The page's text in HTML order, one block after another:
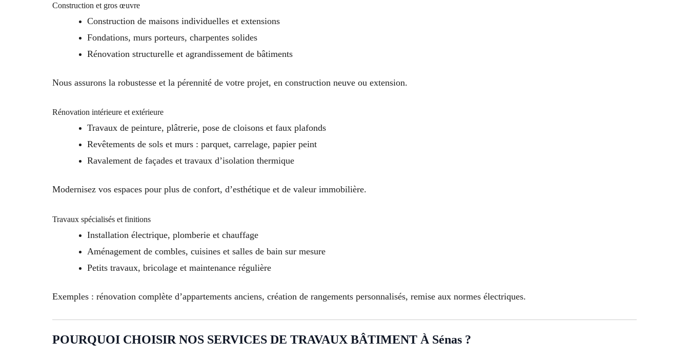
Construction et gros œuvre
Construction de maisons individuelles et extensions
Fondations, murs porteurs, charpentes solides
Rénovation structurelle et agrandissement de bâtiments
Nous assurons la robustesse et la pérennité de votre projet, en construction neuve ou extension.
Rénovation intérieure et extérieure
Travaux de peinture, plâtrerie, pose de cloisons et faux plafonds
Revêtements de sols et murs : parquet, carrelage, papier peint
Ravalement de façades et travaux d’isolation thermique
Modernisez vos espaces pour plus de confort, d’esthétique et de valeur immobilière.
Travaux spécialisés et finitions
Installation électrique, plomberie et chauffage
Aménagement de combles, cuisines et salles de bain sur mesure
Petits travaux, bricolage et maintenance régulière
Exemples : rénovation complète d’appartements anciens, création de rangements personnalisés, remise aux normes électriques.
POURQUOI CHOISIR NOS SERVICES DE TRAVAUX BÂTIMENT À Sénas ?